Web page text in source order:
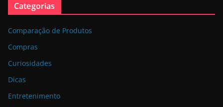
Categorias
Comparação de Produtos
Compras
Curiosidades
Dicas
Entretenimento